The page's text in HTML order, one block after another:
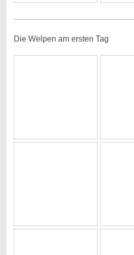
Die Welpen am ersten Tag